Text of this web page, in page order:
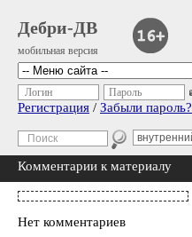
Дебри-ДВ
мобильная версия
Логин Пароль
Регистрация / Забыли пароль?
Комментарии к материалу
Нет комментариев